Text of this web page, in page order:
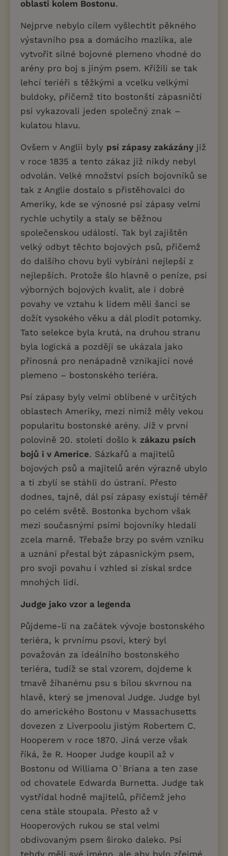
oblasti kolem Bostonu.
Nejprve nebylo cílem vyšlechtit pěkného
výstavního psa a domácího mazlíka, ale
vytvořit silné bojovné plemeno vhodné do
arény pro boj s jiným psem. Křížili se tak
lehcí teriéři s těžkými a vcelku velkými
buldoky, přičemž tito bostonští zápasničtí
psi vykazovali jeden společný znak –
kulatou hlavu.
Ovšem v Anglii byly psí zápasy zakázány již
v roce 1835 a tento zákaz již nikdy nebyl
odvolán. Velké množství psích bojovníků se
tak z Anglie dostalo s přistěhovalci do
Ameriky, kde se výnosné psí zápasy velmi
rychle uchytily a staly se běžnou
společenskou událostí. Tak byl zajištěn
velký odbyt těchto bojových psů, přičemž
do dalšího chovu byli vybíráni nejlepší z
nejlepších. Protože šlo hlavně o peníze, psi
výborných bojových kvalit, ale i dobré
povahy ve vztahu k lidem měli šanci se
dožít vysokého věku a dál plodit potomky.
Tato selekce byla krutá, na druhou stranu
byla logická a později se ukázala jako
přínosná pro nenápadně vznikající nové
plemeno – bostonského teriéra.
Psí zápasy byly velmi oblíbené v určitých
oblastech Ameriky, mezi nimiž měly vekou
popularitu bostonské arény. Již v první
polovině 20. století došlo k zákazu psích
bojů i v Americe. Sázkařů a majitelů
bojových psů a majitelů arén výrazně ubylo
a ti zbylí se stáhli do ústraní. Přesto
dodnes, tajně, dál psí zápasy existují téměř
po celém světě. Bostonka bychom však
mezi současnými psími bojovníky hledali
zcela marně. Třebaže brzy po svém vzniku
a uznání přestal být zápasnickým psem,
pro svoji povahu i vzhled si získal srdce
mnohých lidí.
Judge jako vzor a legenda
Půjdeme-li na začátek vývoje bostonského
teriéra, k prvnímu psovi, který byl
považován za ideálního bostonského
teriéra, tudíž se stal vzorem, dojdeme k
tmavě žíhanému psu s bílou skvrnou na
hlavě, který se jmenoval Judge. Judge byl
do amerického Bostonu v Massachusetts
dovezen z Liverpoolu jistým Robertem C.
Hooperem v roce 1870. Jiná verze však
říká, že R. Hooper Judge koupil až v
Bostonu od Williama O`Briana a ten zase
od chovatele Edwarda Burnetta. Judge tak
vystřídal hodně majitelů, přičemž jeho
cena stále stoupala. Přesto až v
Hooperových rukou se stal velmi
obdivovaným psem široko daleko. Psi